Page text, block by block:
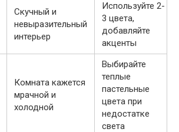
Скучный и
невыразительный
интерьер
Используйте 2-
3 цвета,
добавляйте
акценты
Комната кажется
мрачной и
холодной
Выбирайте
теплые
пастельные
цвета при
недостатке
света